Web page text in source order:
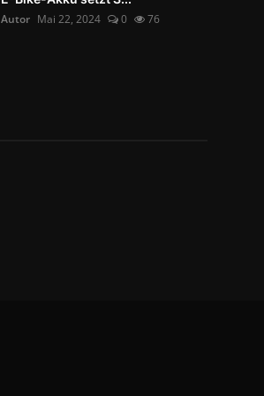
Autor Mai 22, 2024 0 76